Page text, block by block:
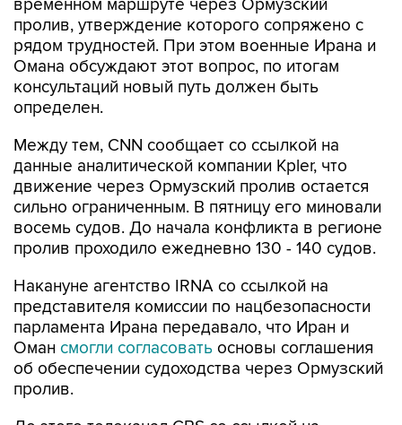
рядом трудностей. При этом военные Ирана и
Омана обсуждают этот вопрос, по итогам
консультаций новый путь должен быть
определен.
Между тем, CNN сообщает со ссылкой на
движение через Ормузский пролив остается
сильно ограниченным. В пятницу его миновали
восемь судов. До начала конфликта в регионе
пролив проходило ежедневно 130 - 140 судов.
Накануне агентство IRNA со ссылкой на
парламента Ирана передавало, что Иран и
Омансмогли согласовать основы соглашения
об обеспечении судоходства через Ормузский
пролив.
До этого телеканал CBS со ссылкой на